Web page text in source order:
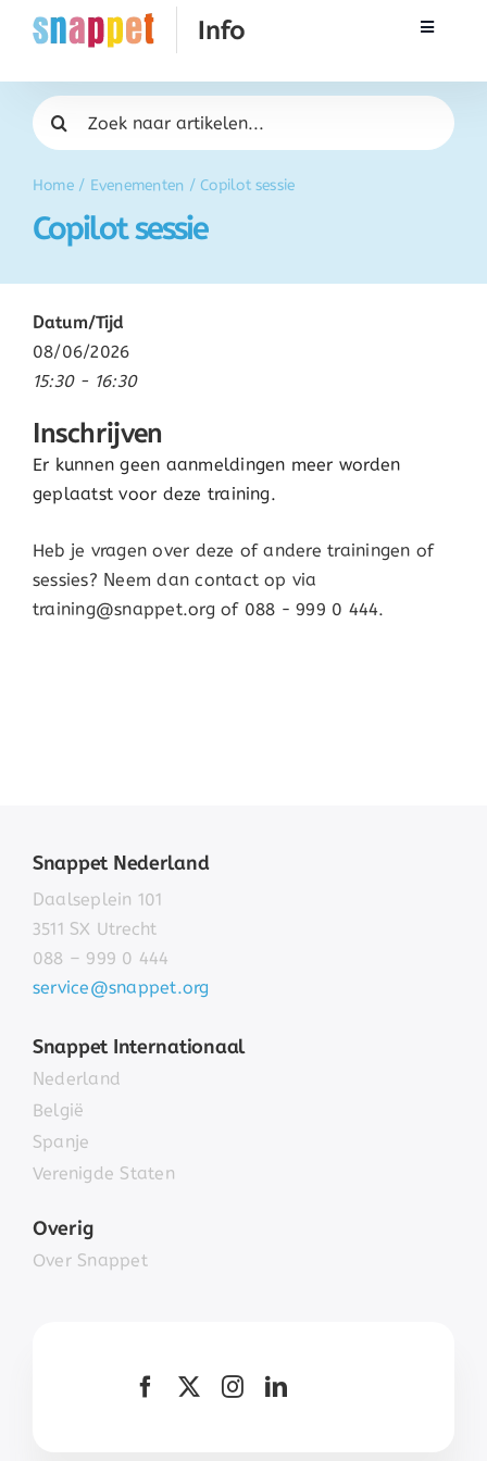
naar
Toggle
Rekenen
Taal & Spelling
Werken met Snappet
Activatie
FAQ
Home/ Evenementen /Copilot sessie
Copilot sessie
Zoeken
naar:
Datum/Tijd
08/06/2026
15:30 - 16:30
Inschrijven
Er kunnen geen aanmeldingen meer worden
geplaatst voor deze training.
Heb je vragen over deze of andere trainingen of
sessies? Neem dan contact op via
training@snappet.org of 088 - 999 0 444.
Snappet Nederland
Daalseplein 101
3511 SX Utrecht
088 – 999 0 444
service@snappet.org
Snappet Internationaal
Nederland
België
Spanje
Verenigde Staten
Overig
Over Snappet